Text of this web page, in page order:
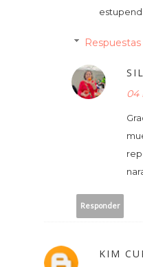
Respuestas
04
Responder
KIM